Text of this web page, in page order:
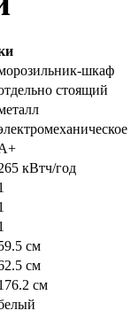
шкаф
стоящий
кВтч/год
см
см
см